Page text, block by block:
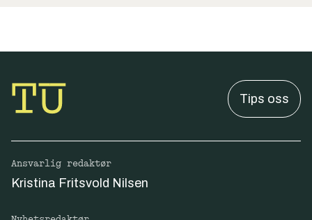
Tips oss
Ansvarlig redaktør
Kristina Fritsvold Nilsen